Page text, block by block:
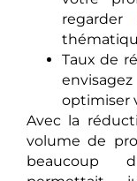
regarder
Taux de
optimiser
Avec la
volume de
beaucoup